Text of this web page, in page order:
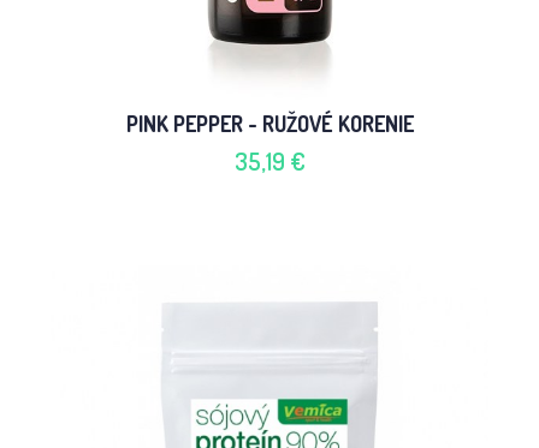
PINK PEPPER - RUŽOVÉ KORENIE
35,19 €